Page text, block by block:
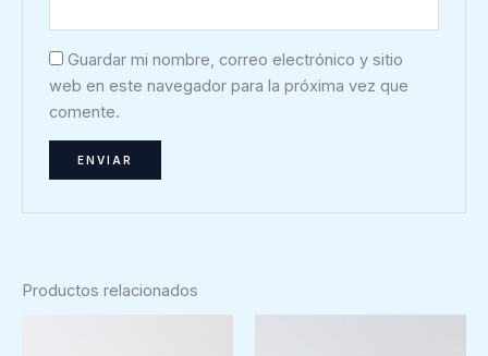
Guardar mi nombre, correo electrónico y sitio
web en este navegador para la próxima vez que
comente.
Productos relacionados